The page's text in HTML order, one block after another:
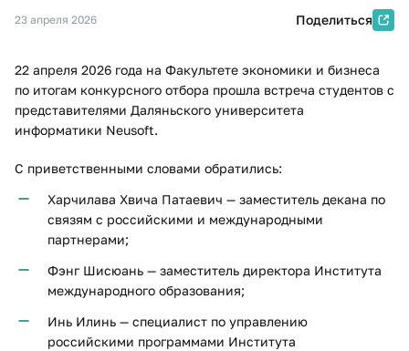
23 апреля 2026 Поделиться
22 апреля 2026 года на Факультете экономики и бизнеса
по итогам конкурсного отбора прошла встреча студентов с
представителями Даляньского университета
информатики Neusoft.
С приветственными словами обратились:
Харчилава Хвича Патаевич — заместитель декана по
связям с российскими и международными
партнерами;
Фэнг Шисюань — заместитель директора Института
международного образования;
Инь Илинь — специалист по управлению
российскими программами Института